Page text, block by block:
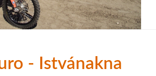
- Istvánakna